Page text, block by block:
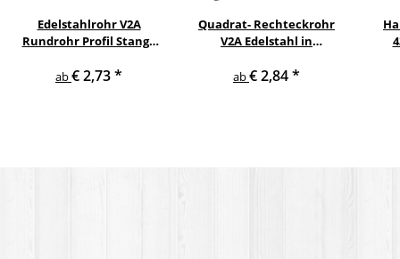
Edelstahlrohr V2A
Rundrohr Profil Stange
Durchmessern
ab€ 2,73*
Quadrat- Rechteckrohr
V2A Edelstahl in
Querschnitten und
ab€ 2,84*